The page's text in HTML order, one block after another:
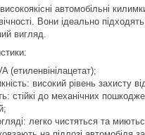
автомобільні
Вони ідеально
вигляд.
(етиленвінілацетат);
високий рівень захисту
стійкі до механічних
легко чистяться та